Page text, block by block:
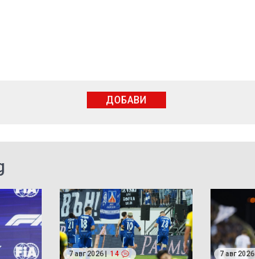
ДОБАВИ
7 авг 2026 | 14 7 авг 2026 |